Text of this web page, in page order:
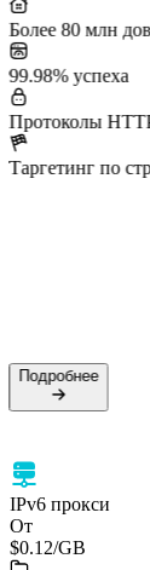
Более 80 млн
99.98% успеха
Протоколы
Таргетинг по
Подробнее
IPv6 прокси
От
$0.12/GB